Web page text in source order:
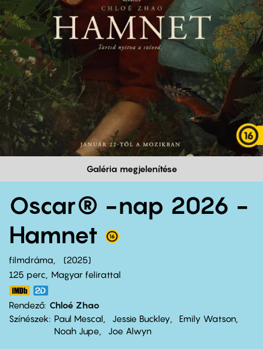
Galéria megjelenítése
Oscar® -nap 2026 -
Hamnet
filmdráma
2025
125 perc,
Magyar felirattal
Rendező Chloé Zhao
Színészek
Paul Mescal Jessie Buckley
Emily Watson
Noah Jupe
Joe Alwyn